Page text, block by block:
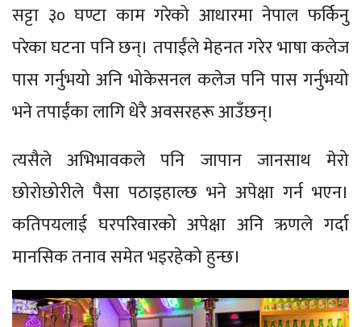
सट्टा ३० घण्टा काम गरेको आधारमा नेपाल फर्किनु
परेका घटना पनि छन्। तपाईंले मेहनत गरेर भाषा कलेज
पास गर्नुभयो अनि भोकेसनल कलेज पनि पास गर्नुभयो
भने तपाईंका लागि धेरै अवसरहरू आउँछन्।
त्यसैले अभिभावकले पनि जापान जानसाथ मेरो
छोरोछोरीले पैसा पठाइहाल्छ भने अपेक्षा गर्न भएन।
कतिपयलाई घरपरिवारको अपेक्षा अनि ऋणले गर्दा
मानसिक तनाव समेत भइरहेको हुन्छ।